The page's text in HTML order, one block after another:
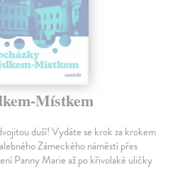
Místkem
duší! Vydáte se krok za krokem
Zámeckého náměstí přes
Panny Marie až po křivolaké uličky